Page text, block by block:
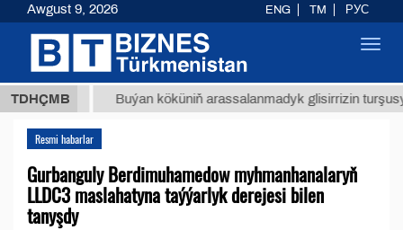
TDHÇMBBuýan köküniň arassalanmadyk glisirrizin turşusy (t.)
Resmi habarlar
Gurbanguly Berdimuhamedow myhmanhanalaryň
LLDC3 maslahatyna taýýarlyk derejesi bilen
tanyşdy
Awgust 9, 2026 ENG TM РУС